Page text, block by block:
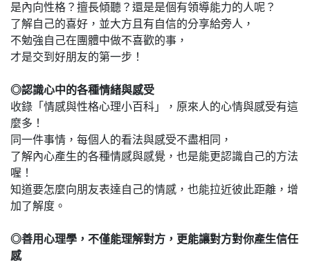
是內向性格？擅長傾聽？還是是個有領導能力的人呢？
了解自己的喜好，並大方且有自信的分享給旁人，
不勉強自己在團體中做不喜歡的事，
才是交到好朋友的第一步！
◎認識心中的各種情緒與感受
收錄「情感與性格心理小百科」，原來人的心情與感受有這
麼多！
同一件事情，每個人的看法與感受不盡相同，
了解內心產生的各種情感與感覺，也是能更認識自己的方法
喔！
知道要怎麼向朋友表達自己的情感，也能拉近彼此距離，增
加了解度。
◎善用心理學，不僅能理解對方，更能讓對方對你產生信任
感